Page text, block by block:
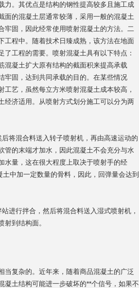
力。其优点是结构的钢性提高较多且施工成
面的混凝土层通常较薄，采用一般的混凝土
固，因此经常使用喷射混凝土的方法。二
工程中。随着技术日臻成熟，该方法在地面
工程的需要。喷射混凝土具有以下特点：
混凝土扩大原有结构的截面积来提高承载
牢固，达到共同承载的目的。在某些情况
艺，虽然每立方米喷射混凝土成本较高，
经济适用。从喷射方式划分施工可以分为两
将混合料送入转子喷射机，再由高速运动的
管的末端才加水，因此混凝土不会充分与水
水量，这在很大程度上取决于喷射手的经
中加一定数量的骨料，因此，回弹量会达到
进行拌合，然后将混合料送入湿式喷射机，
到结构面。
当复杂的。近年来，随着商品混凝土的广泛
土结构可能进一步破坏的**个信号，如果不